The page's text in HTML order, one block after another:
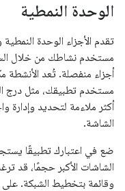
الوحدة النمطية
تقدم الأجزاء الوحدة
مستخدم نشاطك من خلال
أجزاء منفصلة. تُعد الأنشطة
مستخدم تطبيقك، مثل درج
أكثر ملاءمة لتحديد
الشاشة.
ضع في اعتبارك تطبيقًا
الشاشات الأكبر حجمًا، قد
وقائمة بتخطيط الشبكة.